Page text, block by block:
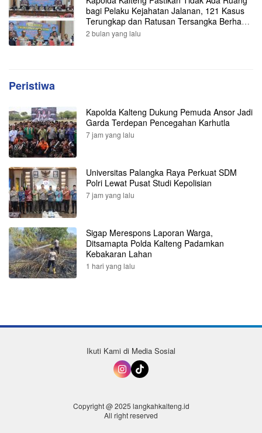
bagi Pelaku Kejahatan Jalanan, 121 Kasus
Terungkap dan Ratusan Tersangka Berhasil
Dibekuk
2 bulan yang lalu
Peristiwa
Kapolda Kalteng Dukung Pemuda Ansor Jadi
Garda Terdepan Pencegahan Karhutla
7 jam yang lalu
Universitas Palangka Raya Perkuat SDM
Polri Lewat Pusat Studi Kepolisian
7 jam yang lalu
Sigap Merespons Laporan Warga,
Ditsamapta Polda Kalteng Padamkan
Kebakaran Lahan
1 hari yang lalu
Ikuti Kami di Media Sosial
Copyright @ 2025 langkahkalteng.id
All right reserved